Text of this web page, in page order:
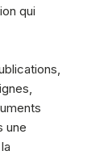
qui
une